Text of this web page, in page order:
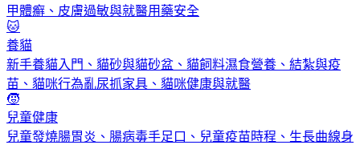
甲體癬、皮膚過敏與就醫用藥安全
🐱
養貓
新手養貓入門、貓砂與貓砂盆、貓飼料濕食營養、結紮與疫
苗、貓咪行為亂尿抓家具、貓咪健康與就醫
🧒
兒童健康
兒童發燒腸胃炎、腸病毒手足口、兒童疫苗時程、生長曲線身